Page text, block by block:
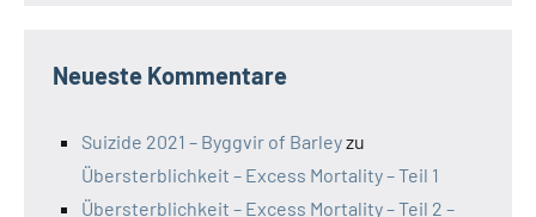
Neueste Kommentare
Suizide 2021 – Byggvir of Barleyzu
Übersterblichkeit – Excess Mortality – Teil 1
Übersterblichkeit – Excess Mortality – Teil 2 –